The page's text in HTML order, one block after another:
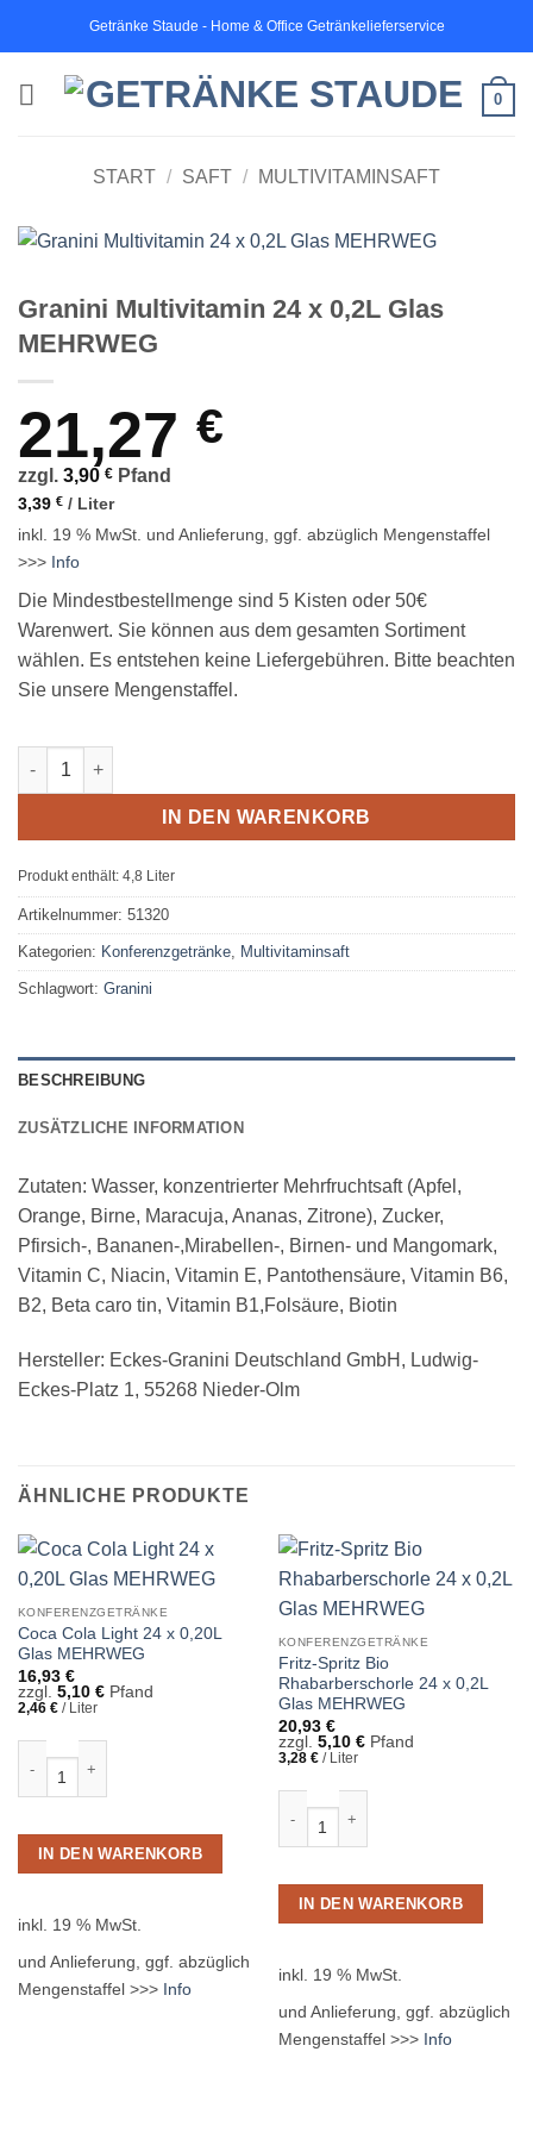
springen
Getränke Staude - Home & Office Getränkelieferservice
0
START / SAFT / MULTIVITAMINSAFT
Granini Multivitamin 24 x 0,2L Glas
MEHRWEG
21,27 €
zzgl. 3,90 € Pfand
3,39 € / Liter
inkl. 19 % MwSt. und Anlieferung, ggf. abzüglich Mengenstaffel
>>> Info
Die Mindestbestellmenge sind 5 Kisten oder 50€
Warenwert. Sie können aus dem gesamten Sortiment
wählen. Es entstehen keine Liefergebühren. Bitte beachten
Sie unsere Mengenstaffel.
IN DEN WARENKORB
Produkt enthält: 4,8 Liter
Artikelnummer: 51320
Kategorien: Konferenzgetränke Multivitaminsaft
Schlagwort: Granini
BESCHREIBUNG
ZUSÄTZLICHE INFORMATION
Zutaten: Wasser, konzentrierter Mehrfruchtsaft (Apfel,
Orange, Birne, Maracuja, Ananas, Zitrone), Zucker,
Pfirsich-, Bananen-,Mirabellen-, Birnen- und Mangomark,
Vitamin C, Niacin, Vitamin E, Pantothensäure, Vitamin B6,
B2, Beta caro tin, Vitamin B1,Folsäure, Biotin
Hersteller: Eckes-Granini Deutschland GmbH, Ludwig-
Eckes-Platz 1, 55268 Nieder-Olm
ÄHNLICHE PRODUKTE
KONFERENZGETRÄNKE
Coca Cola Light 24 x 0,20L
Glas MEHRWEG
16,93 €
zzgl. 5,10 €Pfand
2,46 €/ Liter
Coca Cola Light 24 x 0,20L Glas MEHRWEG Menge
IN DEN WARENKORB
inkl. 19 % MwSt.
und Anlieferung, ggf. abzüglich
Mengenstaffel >>> Info
KONFERENZGETRÄNKE
Fritz-Spritz Bio
Rhabarberschorle 24 x 0,2L
Glas MEHRWEG
20,93 €
zzgl. 5,10 €Pfand
3,28 €/ Liter
IN DEN WARENKORB
inkl. 19 % MwSt.
und Anlieferung, ggf. abzüglich
Mengenstaffel >>> Info